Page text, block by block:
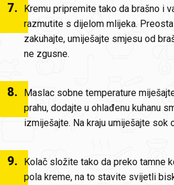
7.
Kremu pripremite tako da brašno i
razmutite s dijelom mlijeka.
zakuhajte, umiješajte smjesu od
ne zgusne.
8.
Maslac sobne temperature
prahu, dodajte u ohlađenu kuhanu
izmiješajte. Na kraju umiješajte sok
9.
Kolač složite tako da preko tamne
pola kreme, na to stavite svijetli